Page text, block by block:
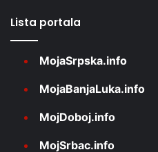
Lista portala
MojaSrpska.info
MojaBanjaLuka.info
MojDoboj.info
MojSrbac.info